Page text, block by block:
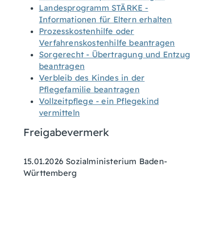
Landesprogramm STÄRKE -
Informationen für Eltern erhalten
Prozesskostenhilfe oder
Verfahrenskostenhilfe beantragen
Sorgerecht - Übertragung und Entzug
beantragen
Verbleib des Kindes in der
Pflegefamilie beantragen
Vollzeitpflege - ein Pflegekind
vermitteln
Freigabevermerk
15.01.2026 Sozialministerium Baden-
Württemberg